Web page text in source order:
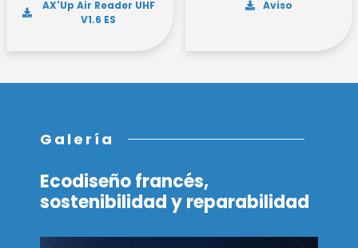
AX'Up Air Reader UHF
V1.6 ES
Aviso
Galería
Ecodiseño francés,
sostenibilidad y reparabilidad